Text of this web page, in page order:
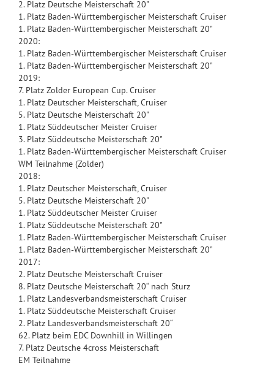
2. Platz Deutsche Meisterschaft 20"
1. Platz Baden-Württembergischer Meisterschaft Cruiser
1. Platz Baden-Württembergischer Meisterschaft 20"
2020:
1. Platz Baden-Württembergischer Meisterschaft Cruiser
1. Platz Baden-Württembergischer Meisterschaft 20"
2019:
7. Platz Zolder European Cup. Cruiser
1. Platz Deutscher Meisterschaft, Cruiser
5. Platz Deutsche Meisterschaft 20"
1. Platz Süddeutscher Meister Cruiser
3. Platz Süddeutsche Meisterschaft 20"
1. Platz Baden-Württembergischer Meisterschaft Cruiser
WM Teilnahme (Zolder)
2018:
1. Platz Deutscher Meisterschaft, Cruiser
5. Platz Deutsche Meisterschaft 20"
1. Platz Süddeutscher Meister Cruiser
1. Platz Süddeutsche Meisterschaft 20"
1. Platz Baden-Württembergischer Meisterschaft Cruiser
1. Platz Baden-Württembergischer Meisterschaft 20"
2017:
2. Platz Deutsche Meisterschaft Cruiser
8. Platz Deutsche Meisterschaft 20“ nach Sturz
1. Platz Landesverbandsmeisterschaft Cruiser
1. Platz Süddeutsche Meisterschaft Cruiser
2. Platz Landesverbandsmeisterschaft 20“
62. Platz beim EDC Downhill in Willingen
7. Platz Deutsche 4cross Meisterschaft
EM Teilnahme